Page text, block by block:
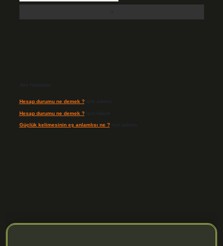
Son Yorumlar
Hesap durumu ne demek ?için admin
Hesap durumu ne demek ?için Haluk
Güçlük kelimesinin eş anlamlısı ne ?için admin